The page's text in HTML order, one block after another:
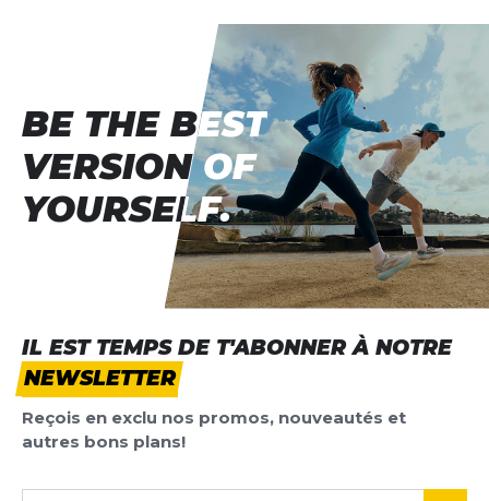
IL EST TEMPS DE T'ABONNER À NOTRE
NEWSLETTER
Reçois en exclu nos promos, nouveautés et
autres bons plans!
BE THE BEST
VERSION OF
YOURSELF.
BE THE BEST
VERSION OF
YOURSELF.